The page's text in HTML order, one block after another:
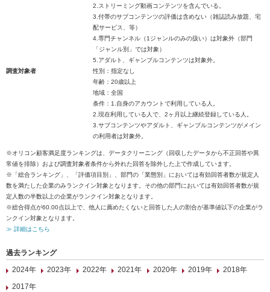
2.ストリーミング動画コンテンツを含んでいる。
3.付帯のサブコンテンツの評価は含めない（雑誌読み放題、宅
配サービス、等）
4.専門チャンネル（1ジャンルのみの扱い）は対象外（部門
「ジャンル別」では対象）
5.アダルト、ギャンブルコンテンツは対象外。
調査対象者
性別：指定なし
年齢：20歳以上
地域：全国
条件：1.自身のアカウントで利用している人。
2.現在利用している人で、2ヶ月以上継続登録している人。
3.サブコンテンツやアダルト、ギャンブルコンテンツがメイン
の利用者は対象外。
※オリコン顧客満足度ランキングは、データクリーニング（回収したデータから不正回答や異
常値を排除）および調査対象者条件から外れた回答を除外した上で作成しています。
※「総合ランキング」、「評価項目別」、部門の「業態別」においては有効回答者数が規定人
数を満たした企業のみランクイン対象となります。その他の部門においては有効回答者数が規
定人数の半数以上の企業がランクイン対象となります。
※総合得点が60.00点以上で、他人に薦めたくないと回答した人の割合が基準値以下の企業がラ
ンクイン対象となります。
≫ 詳細はこちら
過去ランキング
2024年
2023年 2022年 2021年 2020年 2019年
2018年
2017年